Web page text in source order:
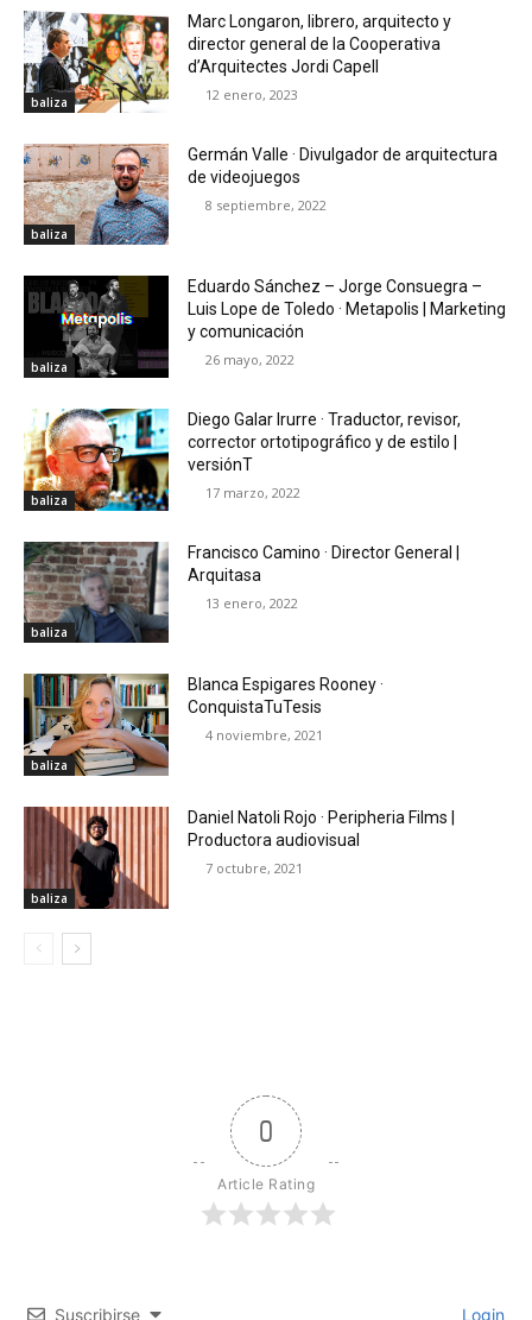
baliza
Marc Longaron, librero, arquitecto y
director general de la Cooperativa
d’Arquitectes Jordi Capell
12 enero, 2023
baliza
Germán Valle · Divulgador de arquitectura
de videojuegos
8 septiembre, 2022
baliza
Eduardo Sánchez – Jorge Consuegra –
Luis Lope de Toledo · Metapolis | Marketing
y comunicación
26 mayo, 2022
baliza
Diego Galar Irurre · Traductor, revisor,
corrector ortotipográfico y de estilo |
versiónT
17 marzo, 2022
baliza
Francisco Camino · Director General |
Arquitasa
13 enero, 2022
baliza
Blanca Espigares Rooney ·
ConquistaTuTesis
4 noviembre, 2021
baliza
Daniel Natoli Rojo · Peripheria Films |
Productora audiovisual
7 octubre, 2021
0
Article Rating
Suscribirse Login